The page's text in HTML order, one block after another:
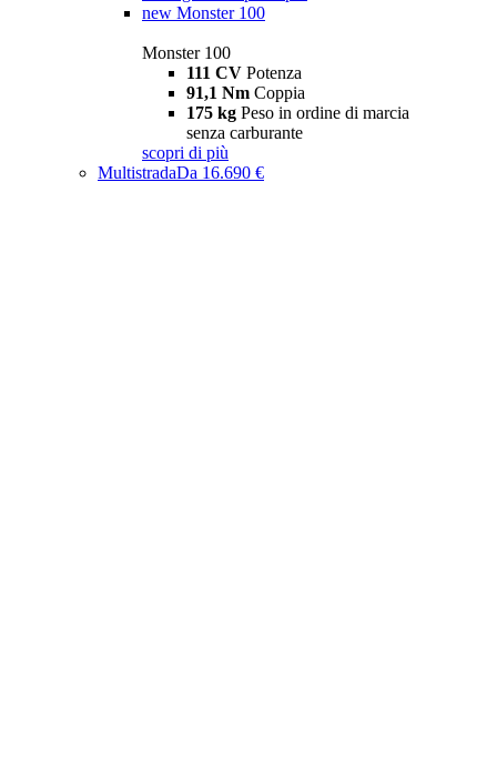
new Monster 100
Monster 100
111 CV Potenza
91,1 Nm Coppia
175 kg Peso in ordine di marcia
senza carburante
scopri di più
MultistradaDa 16.690 €